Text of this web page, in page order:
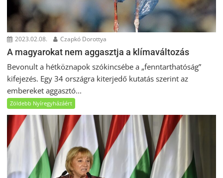
2023.02.08. Czapkó Dorottya
A magyarokat nem aggasztja a klímaváltozás
Bevonult a hétköznapok szókincsébe a „fenntarthatóság”
kifejezés. Egy 34 országra kiterjedő kutatás szerint az
embereket aggasztó...
Zöldebb Nyíregyházáért